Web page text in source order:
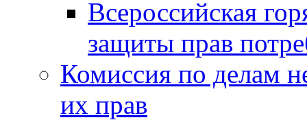
Всероссийская
защиты прав
Комиссия по делам
их прав